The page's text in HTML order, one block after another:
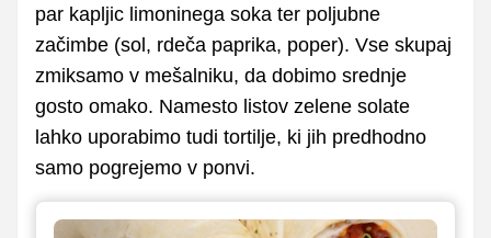
par kapljic limoninega soka ter poljubne
začimbe (sol, rdeča paprika, poper). Vse skupaj
zmiksamo v mešalniku, da dobimo srednje
gosto omako. Namesto listov zelene solate
lahko uporabimo tudi tortilje, ki jih predhodno
samo pogrejemo v ponvi.